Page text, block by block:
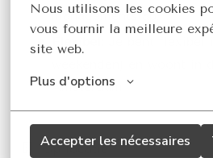
Nous utilisons les cookies
vous fournir la meilleure
site web.
Plus d'options
Accepter les nécessaires
managementstap.
Flexibel:
Amsterdam
Op locatie